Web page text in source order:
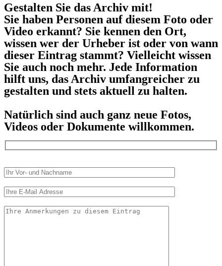
Gestalten Sie das Archiv mit!
Sie haben Personen auf diesem Foto oder
Video erkannt? Sie kennen den Ort,
wissen wer der Urheber ist oder von wann
dieser Eintrag stammt? Vielleicht wissen
Sie auch noch mehr. Jede Information
hilft uns, das Archiv umfangreicher zu
gestalten und stets aktuell zu halten.
Natürlich sind auch ganz neue Fotos,
Videos oder Dokumente willkommen.